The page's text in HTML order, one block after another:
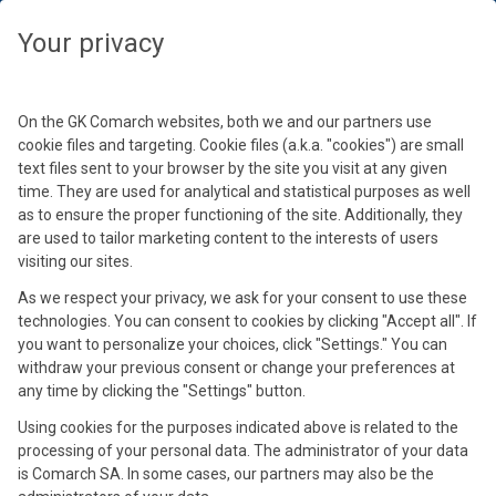
Kontynuuj
Your privacy
On the GK Comarch websites, both we and our partners use
cookie files and targeting. Cookie files (a.k.a. "cookies") are small
text files sent to your browser by the site you visit at any given
time. They are used for analytical and statistical purposes as well
as to ensure the proper functioning of the site. Additionally, they
are used to tailor marketing content to the interests of users
visiting our sites.
As we respect your privacy, we ask for your consent to use these
technologies. You can consent to cookies by clicking "Accept all". If
you want to personalize your choices, click "Settings." You can
withdraw your previous consent or change your preferences at
any time by clicking the "Settings" button.
Using cookies for the purposes indicated above is related to the
processing of your personal data. The administrator of your data
is Comarch SA. In some cases, our partners may also be the
Grzegorz Stolecki
Od wielu dekad zajmuje się fascynującym światem uczenia
maszynowego i sztucznej inteligencji. Specjalizuje
się w projektowaniu i wdrażaniu aplikacji analitycznych
i raportowych szczególnie w obszarach planowania,
budżetowania, controllingu oraz analiz finansowych. Jako
konsultant z pasją pomaga dbać o wydajność serwerów oraz
krótki czas wykonywania zapytań.Dzieli się swoją wiedzą